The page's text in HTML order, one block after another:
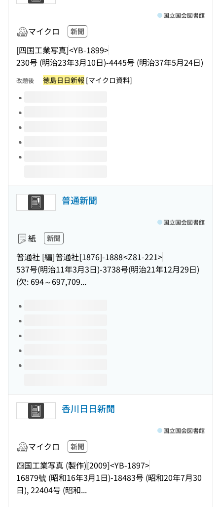
マイクロ 新聞
[四国工業写真]<YB-1899>
230号 (明治23年3月10日)-4445号 (明治37年5月24日)
国立国会図書館
改題後 徳島日日新報 [マイクロ資料]
このタイトルの巻号
普通新聞
紙 新聞
普通社 [編]普通社[1876]-1888<Z81-221>
537号(明治11年3月3日)-3738号(明治21年12月29日)
(欠: 694～697,709...
国立国会図書館
このタイトルの巻号
香川日日新聞
マイクロ 新聞
四国工業写真 (製作)[2009]<YB-1897>
16879號 (昭和16年3月1日)-18483号 (昭和20年7月30
日), 22404号 (昭和...
国立国会図書館